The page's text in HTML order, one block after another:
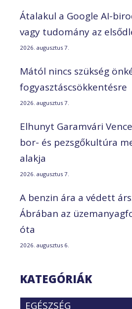
Átalakul a Google AI-
vagy tudomány az
2026. augusztus 7.
Mától nincs szükség
fogyasztáscsökkentésre
2026. augusztus 7.
Elhunyt Garamvári
bor- és pezsgőkultúra
alakja
2026. augusztus 7.
A benzin ára a védett
Ábrában az
óta
2026. augusztus 6.
KATEGÓRIÁK
EGÉSZSÉG